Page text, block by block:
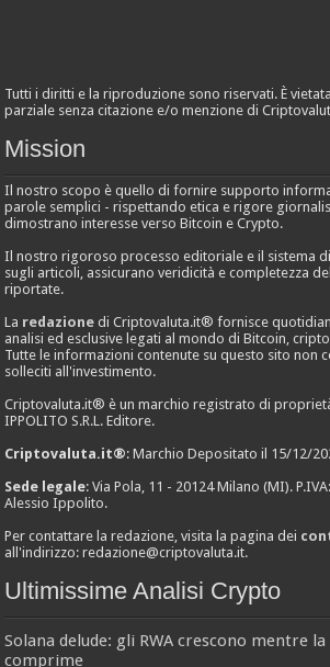
Tutti i diritti e la riproduzione sono riservati. È
parziale senza citazione e/o menzione di
Mission
Il nostro scopo è quello di fornire supporto
parole semplici - rispettando etica e rigore
dimostrano interesse verso Bitcoin e Crypto.
Il nostro rigoroso processo editoriale e il sistema
sugli articoli, assicurano veridicità e completezza
riportate.
La redazione di Criptovaluta.it® fornisce
analisi ed esclusive legati al mondo di Bitcoin,
Tutte le informazioni contenute su questo sito non
solleciti all'investimento.
Criptovaluta.it® è un marchio registrato di proprietà
IPPOLITO S.R.L. Editore.
Criptovaluta.it®: Marchio Depositato il 15/12/
Sede legale: Via Pola, 11 - 20124 Milano (MI).
Alessio Ippolito.
Per contattare la redazione, visita la pagina dei
all'indirizzo:redazione@criptovaluta.it.
Ultimissime Analisi Crypto
Solana delude: gli RWA crescono mentre
comprime